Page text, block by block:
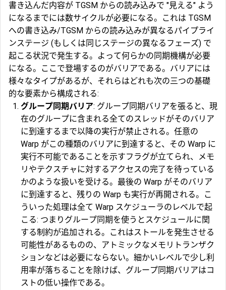
書き込んだ内容が TGSM からの読み込みで "見える" よう
になるまでには数サイクルが必要になる。これは TGSM
への書き込み/TGSM からの読み込みが異なるパイプライ
ンステージ (もしくは同じステージの異なるフェーズ) で
起こる状況で発生する。よって何らかの同期機構が必要
になる。ここで登場するのがバリアである。バリアには
様々なタイプがあるが、それらはどれも次の三つの基礎
的な要素から構成される:
グループ同期バリア: グループ同期バリアを張ると、現
在のグループに含まれる全てのスレッドがそのバリア
に到達するまで以降の実行が禁止される。任意の
Warp がこの種類のバリアに到達すると、その Warp に
実行不可能であることを示すフラグが立てられ、メモ
リやテクスチャに対するアクセスの完了を待っている
かのような扱いを受ける。最後の Warp がそのバリア
に到達すると、残りの Warp も実行が再開される。こ
ういった処理は全て Warp スケジューラのレベルで起
こる: つまりグループ同期を使うとスケジュールに関
する制約が追加される。これはストールを発生させる
可能性があるものの、アトミックなメモリトランザク
ションなどは必要にならない。細かいレベルで少し利
用率が落ちることを除けば、グループ同期バリアはコ
ストの低い操作である。